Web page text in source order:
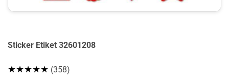
Sticker Etiket 32601208
★★★★★ (358)